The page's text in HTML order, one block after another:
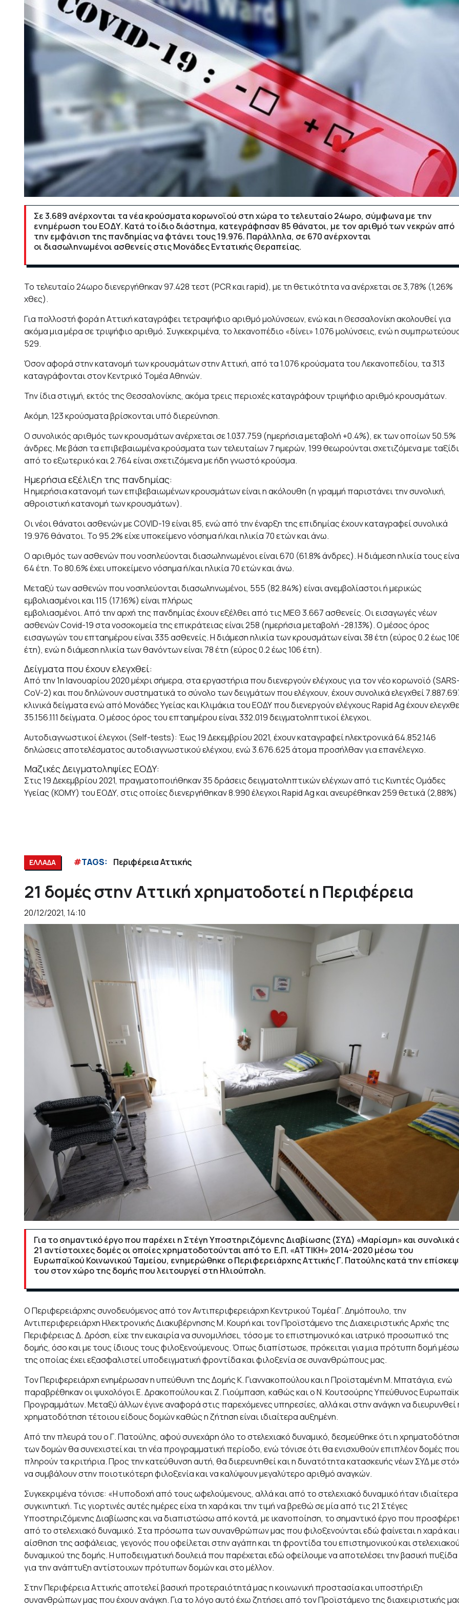
Σε 3.689 ανέρχονται τα νέα κρούσματα κορωνοϊού στη χώρα το τελευταίο 24ωρο, σύμφωνα με την
ενημέρωση του ΕΟΔΥ. Κατά το ίδιο διάστημα, κατεγράφησαν 85 θάνατοι, με τον αριθμό των νεκρών από
την εμφάνιση της πανδημίας να φτάνει τους 19.976. Παράλληλα, σε 670 ανέρχονται
οι διασωληνωμένοι ασθενείς στις Μονάδες Εντατικής Θεραπείας.
Το τελευταίο 24ωρο διενεργήθηκαν 97.428 τεστ (PCR και rapid), με τη θετικότητα να ανέρχεται σε 3,78% (1,26%
χθες).
Για πολλοστή φορά η Αττική καταγράφει τετραψήφιο αριθμό μολύνσεων, ενώ και η Θεσσαλονίκη ακολουθεί για
ακόμα μια μέρα σε τριψήφιο αριθμό. Συγκεκριμένα, το λεκανοπέδιο «δίνει» 1.076 μολύνσεις, ενώ η
529.
Όσον αφορά στην κατανομή των κρουσμάτων στην Αττική, από τα 1.076 κρούσματα του Λεκανοπεδίου, τα 313
καταγράφονται στον Κεντρικό Τομέα Αθηνών.
Την ίδια στιγμή, εκτός της Θεσσαλονίκης, ακόμα τρεις περιοχές καταγράφουν τριψήφιο αριθμό κρουσμάτων.
Ακόμη, 123 κρούσματα βρίσκονται υπό διερεύνηση.
Ο συνολικός αριθμός των κρουσμάτων ανέρχεται σε 1.037.759 (ημερήσια μεταβολή +0.4%), εκ των οποίων 50.5%
άνδρες. Με βάση τα επιβεβαιωμένα κρούσματα των τελευταίων 7 ημερών, 199 θεωρούνται σχετιζόμενα με ταξίδι
από το εξωτερικό και 2.764 είναι σχετιζόμενα με ήδη γνωστό κρούσμα.
Ημερήσια εξέλιξη της πανδημίας:
Η ημερήσια κατανομή των επιβεβαιωμένων κρουσμάτων είναι η ακόλουθη (η γραμμή παριστάνει την συνολική,
αθροιστική κατανομή των κρουσμάτων).
Οι νέοι θάνατοι ασθενών με COVID-19 είναι 85, ενώ από την έναρξη της επιδημίας έχουν καταγραφεί συνολικά
19.976 θάνατοι. Το 95.2% είχε υποκείμενο νόσημα ή/και ηλικία 70 ετών και άνω.
Ο αριθμός των ασθενών που νοσηλεύονται διασωληνωμένοι είναι 670 (61.8% άνδρες). Η διάμεση ηλικία τους
64 έτη. To 80.6% έχει υποκείμενο νόσημα ή/και ηλικία 70 ετών και άνω.
Μεταξύ των ασθενών που νοσηλεύονται διασωληνωμένοι, 555 (82.84%) είναι ανεμβολίαστοι ή μερικώς
εμβολιασμένοι και 115 (17.16%) είναι πλήρως
εμβολιασμένοι. Από την αρχή της πανδημίας έχουν εξέλθει από τις ΜΕΘ 3.667 ασθενείς. Οι εισαγωγές νέων
ασθενών Covid-19 στα νοσοκομεία της επικράτειας είναι 258 (ημερήσια μεταβολή -28.13%). Ο μέσος όρος
εισαγωγών του επταημέρου είναι 335 ασθενείς. Η διάμεση ηλικία των κρουσμάτων είναι 38 έτη (εύρος 0.2 έως
έτη), ενώ η διάμεση ηλικία των θανόντων είναι 78 έτη (εύρος 0.2 έως 106 έτη).
Δείγματα που έχουν ελεγχθεί:
Από την 1η Ιανουαρίου 2020 μέχρι σήμερα, στα εργαστήρια που διενεργούν ελέγχους για τον νέο κορωνοϊό (SARS-
CoV-2) και που δηλώνουν συστηματικά το σύνολο των δειγμάτων που ελέγχουν, έχουν συνολικά ελεγχθεί
κλινικά δείγματα ενώ από Μονάδες Υγείας και Κλιμάκια του ΕΟΔΥ που διενεργούν ελέγχους Rapid Ag έχουν
35.156.111 δείγματα. O μέσος όρος του επταημέρου είναι 332.019 δειγματοληπτικοί έλεγχοι.
Αυτοδιαγνωστικοί έλεγχοι (Self-tests): Έως 19 Δεκεμβρίου 2021, έχουν καταγραφεί ηλεκτρονικά 64.852.146
δηλώσεις αποτελέσματος αυτοδιαγνωστικού ελέγχου, ενώ 3.676.625 άτομα προσήλθαν για επανέλεγχο.
Mαζικές Δειγματοληψίες ΕΟΔΥ:
Στις 19 Δεκεμβρίου 2021, πραγματοποιήθηκαν 35 δράσεις δειγματοληπτικών ελέγχων από τις Κινητές Ομάδες
Υγείας (ΚΟΜΥ) του ΕΟΔΥ, στις οποίες διενεργήθηκαν 8.990 έλεγχοι Rapid Ag και ανευρέθηκαν 259 θετικά (2,88%)
ΕΛΛΑΔΑ #TAGS: Περιφέρεια Αττικής
21 δομές στην Αττική χρηματοδοτεί η Περιφέρεια
20/12/2021, 14:10
Για το σημαντικό έργο που παρέχει η Στέγη Υποστηριζόμενης Διαβίωσης (ΣΥΔ) «Μαρίσμη» και συνολικά
21 αντίστοιχες δομές οι οποίες χρηματοδοτούνται από το Ε.Π. «ΑΤΤΙΚΗ» 2014-2020 μέσω του
Ευρωπαϊκού Κοινωνικού Ταμείου, ενημερώθηκε ο Περιφερειάρχης Αττικής Γ. Πατούλης κατά την
του στον χώρο της δομής που λειτουργεί στη Ηλιούπολη.
Ο Περιφερειάρχης συνοδευόμενος από τον Αντιπεριφερειάρχη Κεντρικού Τομέα Γ. Δημόπουλο, την
ΑντιπεριφερειάρχηΗλεκτρονικής Διακυβέρνησης Μ. Κουρή και τον Προϊστάμενο της Διαχειριστικής Αρχής της
Περιφέρειας Δ. Δρόση, είχε την ευκαιρία να συνομιλήσει, τόσο με το επιστημονικό και ιατρικό προσωπικό της
δομής, όσο και με τους ίδιους τους φιλοξενούμενους. Όπως διαπίστωσε, πρόκειται για μια πρότυπη δομή μέσω
της οποίας έχει εξασφαλιστεί υποδειγματική φροντίδα και φιλοξενία σε συνανθρώπους μας.
Τον Περιφερειάρχη ενημέρωσαν η υπεύθυνη της Δομής Κ. Γιαννακοπούλου και η Προϊσταμένη Μ. Μπατάγια, ενώ
παραβρέθηκαν οι ψυχολόγοι Ε. Δρακοπούλου και Ζ. Γιούμπαση, καθώς και ο Ν. Κουτσούρης Υπεύθυνος
Προγραμμάτων. Μεταξύ άλλων έγινε αναφορά στις παρεχόμενες υπηρεσίες, αλλά και στην ανάγκη να διευρυνθεί
χρηματοδότηση τέτοιου είδους δομών καθώς η ζήτηση είναι ιδιαίτερα αυξημένη.
Από την πλευρά του ο Γ. Πατούλης, αφού συνεχάρη όλο το στελεχιακό δυναμικό, δεσμεύθηκε ότι η
των δομών θα συνεχιστεί και τη νέα προγραμματική περίοδο, ενώ τόνισε ότι θα ενισχυθούν επιπλέον δομές που
πληρούν τα κριτήρια. Προς την κατεύθυνση αυτή, θα διερευνηθεί και η δυνατότητα κατασκευής νέων ΣΥΔ με
να συμβάλουν στην ποιοτικότερη φιλοξενία και να καλύψουν μεγαλύτερο αριθμό αναγκών.
Συγκεκριμένα τόνισε: «Η υποδοχή από τους ωφελούμενους, αλλά και από το στελεχιακό δυναμικό ήταν ιδιαίτερα
συγκινητική. Τις γιορτινές αυτές ημέρες είχα τη χαρά και την τιμή να βρεθώ σε μία από τις 21 Στέγες
Υποστηριζόμενης Διαβίωσης και να διαπιστώσω από κοντά, με ικανοποίηση, το σημαντικό έργο που
από το στελεχιακό δυναμικό. Στα πρόσωπα των συνανθρώπων μας που φιλοξενούνται εδώ φαίνεται η χαρά και
αίσθηση της ασφάλειας, γεγονός που οφείλεται στην αγάπη και τη φροντίδα του επιστημονικού και στελεχιακού
δυναμικού της δομής. Η υποδειγματική δουλειά που παρέχεται εδώ οφείλουμε να αποτελέσει την βασική πυξίδα
για την ανάπτυξη αντίστοιχων πρότυπων δομών και στο μέλλον.
Στην Περιφέρεια Αττικής αποτελεί βασική προτεραιότητά μας η κοινωνική προστασία και υποστήριξη
συνανθρώπων μας που έχουν ανάγκη. Για το λόγο αυτό έχω ζητήσει από τον Προϊστάμενο της διαχειριστικής